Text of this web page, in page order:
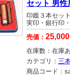
セット 男性
印鑑３本セッ
実印・銀行印
売価： 25,000
在庫数： 在庫
カテゴリ： 三
商品コード：